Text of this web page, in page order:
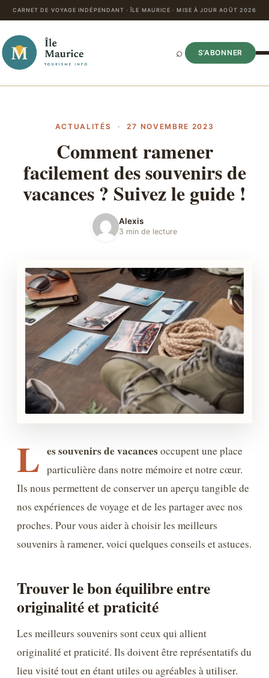
CARNET DE VOYAGE INDÉPENDANT · ÎLE MAURICE · MISE À JOUR AOÛT 2026
⌕ S’ABONNER
ACTUALITÉS · 27 NOVEMBRE 2023
Comment ramener
facilement des souvenirs de
vacances ? Suivez le guide !
Alexis
3 min de lecture
L es souvenirs de vacancesoccupent une place
particulière dans notre mémoire et notre cœur.
Ils nous permettent de conserver un aperçu tangible de
nos expériences de voyage et de les partager avec nos
proches. Pour vous aider à choisir les meilleurs
souvenirs à ramener, voici quelques conseils et astuces.
Trouver le bon équilibre entre
originalité et praticité
Les meilleurs souvenirs sont ceux qui allient
originalité et praticité. Ils doivent être représentatifs du
lieu visité tout en étant utiles ou agréables à utiliser.